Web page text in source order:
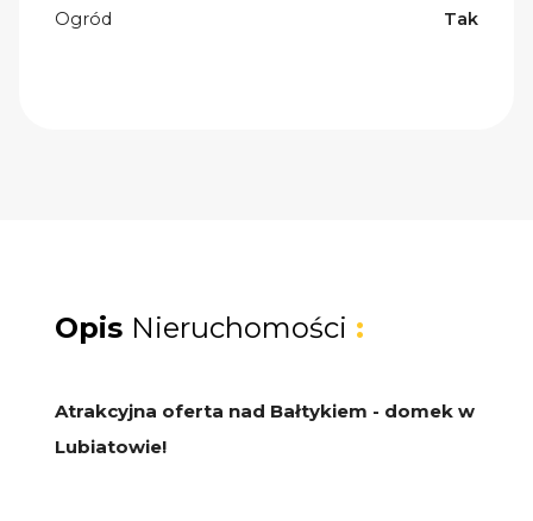
Ogród
Tak
Opis Nieruchomości :
Atrakcyjna oferta nad Bałtykiem - domek w
Lubiatowie!